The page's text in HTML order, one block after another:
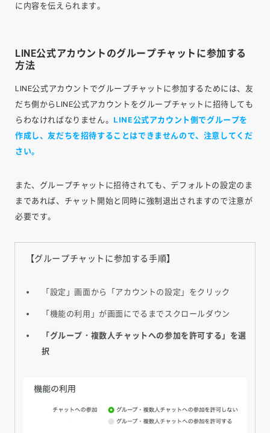
に内容を伝えられます。
LINE公式アカウントのグループチャットに参加する
方法
LINE公式アカウントでグループチャットに参加するためには、友
だち側からLINE公式アカウントをグループチャットに招待しても
らわなければなりません。 LINE公式アカウント側でグループを
作成し、友だちを招待することはできませんので、注意してくだ
さい。
また、グループチャットに招待されても、デフォルトの設定のま
まであれば、チャット開始と同時に強制退出されますので注意が
必要です。
【グループチャットに参加する手順】
「設定」画面から「アカウントの設定」をクリック
「機能の利用」が画面にでるまでスクロールダウン
「グループ・複数人チャットへの参加を許可する」を選
択